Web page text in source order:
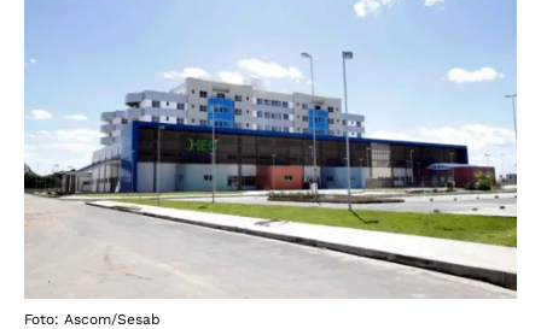
Foto: Ascom/Sesab